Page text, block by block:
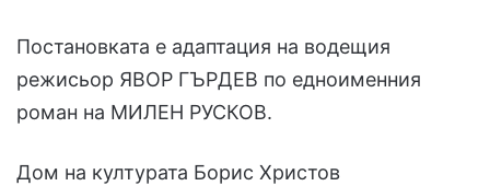
Постановката е адаптация на водещия
режисьор ЯВОР ГЪРДЕВ по едноименния
роман на МИЛЕН РУСКОВ.
Дом на културата Борис Христов